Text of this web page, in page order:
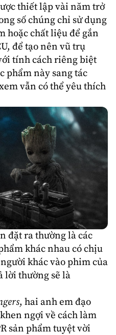
thiết lập vài năm trở
số chúng chỉ sử dụng
hoặc chất liệu để gắn
, để tạo nên vũ trụ
tính cách riêng biệt
phẩm này sang tác
vẫn có thể yêu thích
đặt ra thường là các
khác nhau có chịu
khác vào phim của
lời thường sẽ là
, hai anh em đạo
ngợi về cách làm
sản phẩm tuyệt vời